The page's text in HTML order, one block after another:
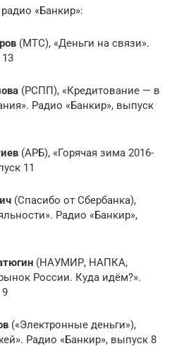
«Банкир»:
(МТС), «Деньги на связи».
(РСПП), «Кредитование — в
Радио «Банкир», выпуск
(АРБ), «Горячая зима 2016-
11
(Спасибо от Сбербанка),
Радио «Банкир»,
(НАУМИР, НАПКА,
России. Куда идём?».
(«Электронные деньги»),
Радио «Банкир», выпуск 8